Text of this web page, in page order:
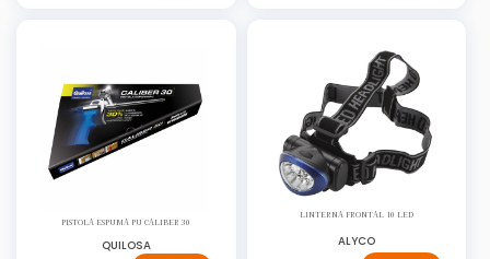
PISTOLA ESPUMA PU CALIBER 30
QUILOSA
LINTERNA FRONTAL 10 LED
ALYCO